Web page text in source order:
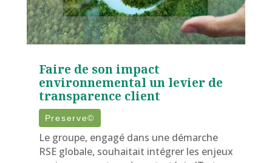
Faire de son impact
environnemental un levier de
transparence client
Preserve©
Le groupe, engagé dans une démarche
RSE globale, souhaitait intégrer les enjeux